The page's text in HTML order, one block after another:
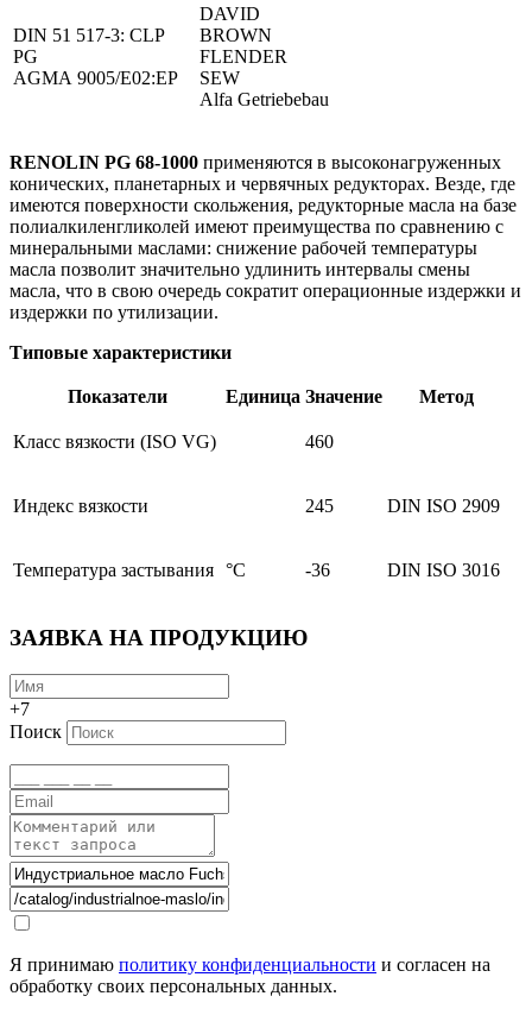
DIN 51 517-3: CLP
PG
AGMA 9005/E02:EP
DAVID
BROWN
FLENDER
SEW
Alfa Getriebebau
RENOLIN PG 68-1000 применяются в высоконагруженных
конических, планетарных и червячных редукторах. Везде, где
имеются поверхности скольжения, редукторные масла на базе
полиалкиленгликолей имеют преимущества по сравнению с
минеральными маслами: снижение рабочей температуры
масла позволит значительно удлинить интервалы смены
масла, что в свою очередь сократит операционные издержки и
издержки по утилизации.
Типовые характеристики
Показатели Единица Значение Метод
Класс вязкости (ISO VG) 460
Индекс вязкости 245 DIN ISO 2909
Температура застывания °С -36 DIN ISO 3016
ЗАЯВКА НА ПРОДУКЦИЮ
+7
Поиск
Я принимаю политику конфиденциальности и согласен на
обработку своих персональных данных.